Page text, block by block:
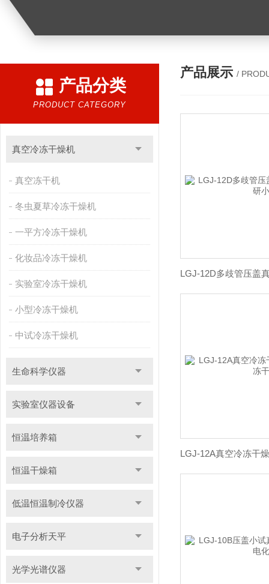
产品分类
PRODUCT CATEGORY
真空冷冻干燥机
真空冻干机
冬虫夏草冷冻干燥机
一平方冷冻干燥机
化妆品冷冻干燥机
实验室冷冻干燥机
小型冷冻干燥机
中试冷冻干燥机
生命科学仪器
实验室仪器设备
恒温培养箱
恒温干燥箱
低温恒温制冷仪器
电子分析天平
光学光谱仪器
产品展示 /